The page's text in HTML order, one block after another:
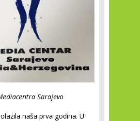
Sarajevo
naša prva godina. U